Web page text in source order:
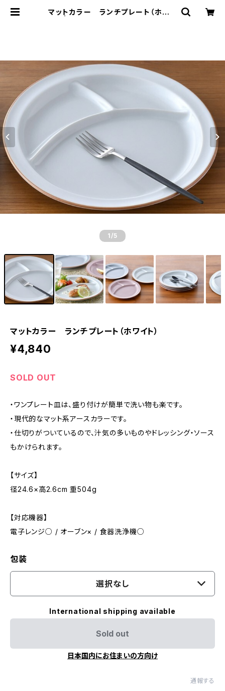
マットカラー ランチプレート（ホワイ
1 /5
マットカラー ランチプレート（ホワイト）
¥4,840
SOLD OUT
・ワンプレート皿は、盛り付けが簡単で洗い物も楽です。
・現代的なマット系アースカラーです。
・仕切りがついているので、汁気の多いものやドレッシング・ソース
もかけられます。
【サイズ】
径24.6×高2.6cm 重504g
【対応機器】
電子レンジ○ / オーブン× / 食器洗浄機○
包装
選択なし
International shipping available
Sold out
日本国内にお住まいの方向け
通報する